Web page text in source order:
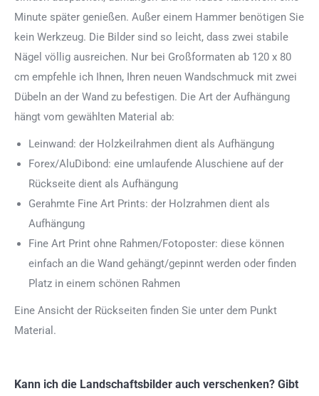
Minute später genießen. Außer einem Hammer benötigen Sie
kein Werkzeug. Die Bilder sind so leicht, dass zwei stabile
Nägel völlig ausreichen. Nur bei Großformaten ab 120 x 80
cm empfehle ich Ihnen, Ihren neuen Wandschmuck mit zwei
Dübeln an der Wand zu befestigen. Die Art der Aufhängung
hängt vom gewählten Material ab:
Leinwand: der Holzkeilrahmen dient als Aufhängung
Forex/AluDibond: eine umlaufende Aluschiene auf der
Rückseite dient als Aufhängung
Gerahmte Fine Art Prints: der Holzrahmen dient als
Aufhängung
Fine Art Print ohne Rahmen/Fotoposter: diese können
einfach an die Wand gehängt/gepinnt werden oder finden
Platz in einem schönen Rahmen
Eine Ansicht der Rückseiten finden Sie unter dem Punkt
Material.
Kann ich die Landschaftsbilder auch verschenken? Gibt